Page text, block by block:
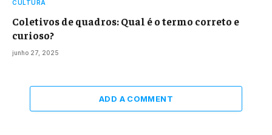
CULTURA
Coletivos de quadros: Qual é o termo correto e
curioso?
junho 27, 2025
ADD A COMMENT